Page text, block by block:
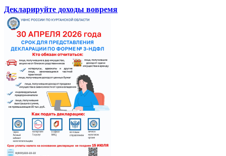
Декларируйте доходы вовремя